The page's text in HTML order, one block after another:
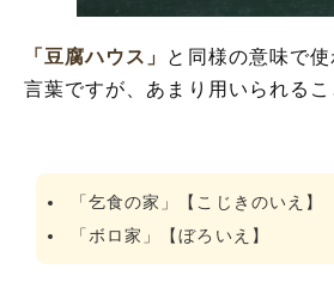
「豆腐ハウス」 と同様の意味で
言葉ですが、あまり用いられるこ
「乞食の家」【こじきのいえ】
「ボロ家」【ぼろいえ】